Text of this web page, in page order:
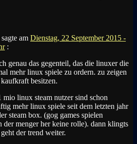
sagte am Dienstag, 22 September 2015 -
:
genau das gegenteil, das die linuxer die
mehr linux spiele zu ordern. zu zeigen
besitzen.
mio linux steam nutzer sind schon
mehr linux spiele seit dem letzten jahr
steam box. (gog games spielen
der menger her keine rolle). dann klingts
der trend weiter.